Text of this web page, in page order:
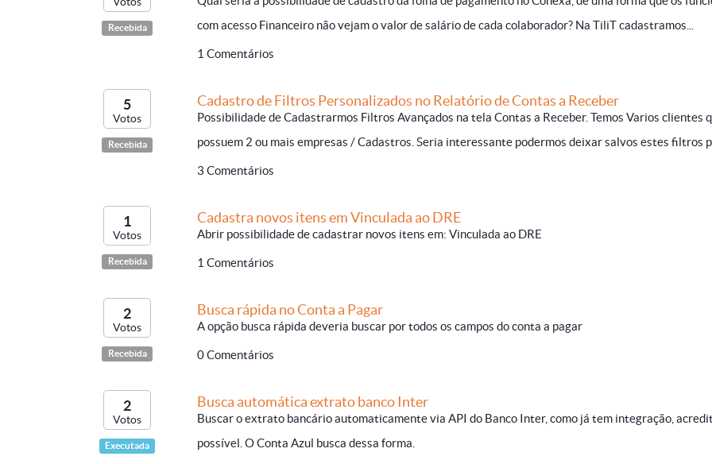
Recebida
com acesso Financeiro não vejam o valor de salário de cada colaborador? Na TiliT cadastramos...
1 Comentários
5
Votos
Recebida
Cadastro de Filtros Personalizados no Relatório de Contas a Receber
Possibilidade de Cadastrarmos Filtros Avançados na tela Contas a Receber. Temos Varios clientes
possuem 2 ou mais empresas / Cadastros. Seria interessante podermos deixar salvos estes filtros
3 Comentários
1
Votos
Recebida
Cadastra novos itens em Vinculada ao DRE
Abrir possibilidade de cadastrar novos itens em: Vinculada ao DRE
1 Comentários
2
Votos
Recebida
Busca rápida no Conta a Pagar
A opção busca rápida deveria buscar por todos os campos do conta a pagar
0 Comentários
2
Votos
Executada
Busca automática extrato banco Inter
Buscar o extrato bancário automaticamente via API do Banco Inter, como já tem integração,
possível. O Conta Azul busca dessa forma.